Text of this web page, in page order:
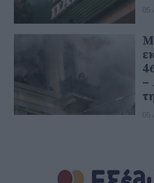
05
–
05